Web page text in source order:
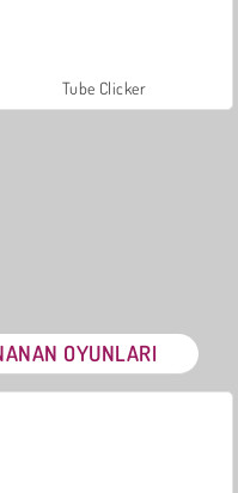
Tube Clicker
OYUNLARI